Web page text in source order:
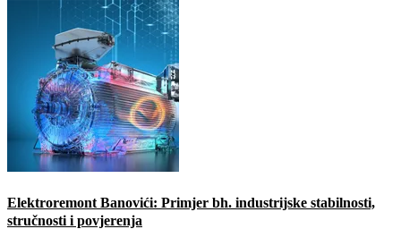
Elektroremont Banovići: Primjer bh. industrijske stabilnosti,
stručnosti i povjerenja